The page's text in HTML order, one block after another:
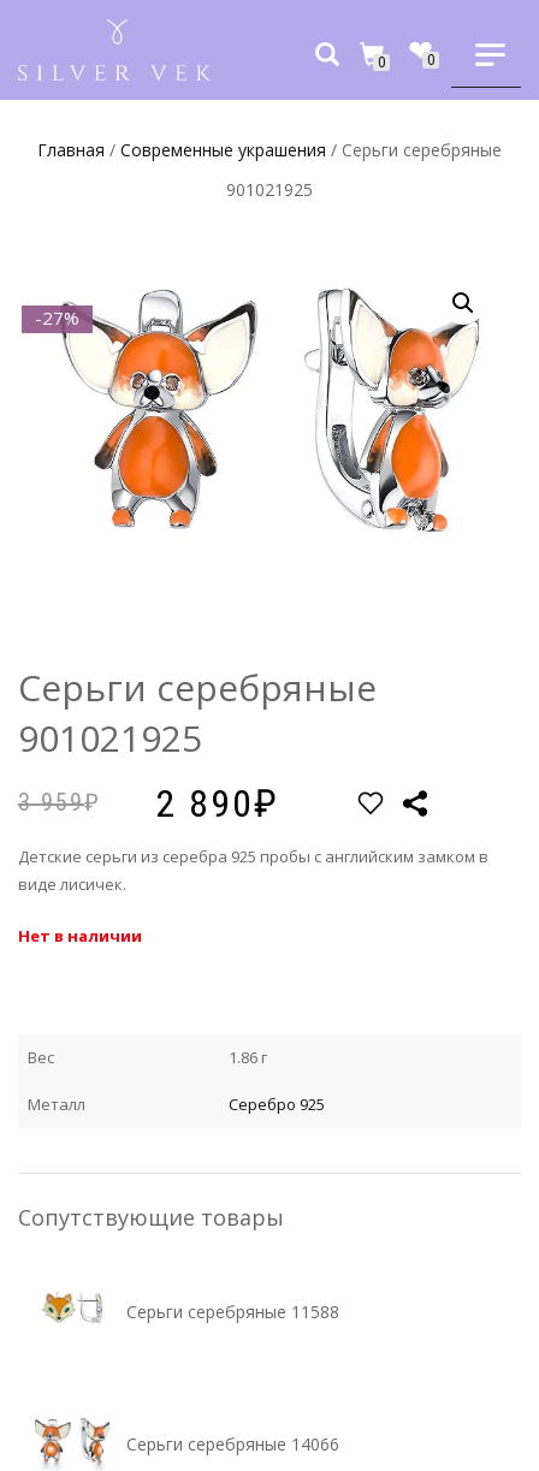
0 0
Главная / Современные украшения / Серьги серебряные
901021925
-27%
Серьги серебряные
901021925
3 959 2 890
Детские серьги из серебра 925 пробы с английским замком в
виде лисичек.
Нет в наличии
Вес 1.86 г
Металл Серебро 925
Сопутствующие товары
Серьги серебряные 11588
Серьги серебряные 14066